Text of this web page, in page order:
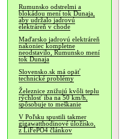
Rumunsko odstrelmi a
blokádou mení tok Dunaja,
aby udržalo jadrovú
elektráreň v chode
Maďarsko jadrovú elektráreň
nakoniec kompletne
neodstavilo, Rumunsko mení
tok Dunaja
Slovensko.sk má opäť
technické problémy
Železnice znižujú kvôli teplu
rýchlosť iba na 50 km/h,
spôsobuje to meškanie
V Poľsku spustili takmer
gigawatthodinové úložisko,
z LiFePO4 článkov